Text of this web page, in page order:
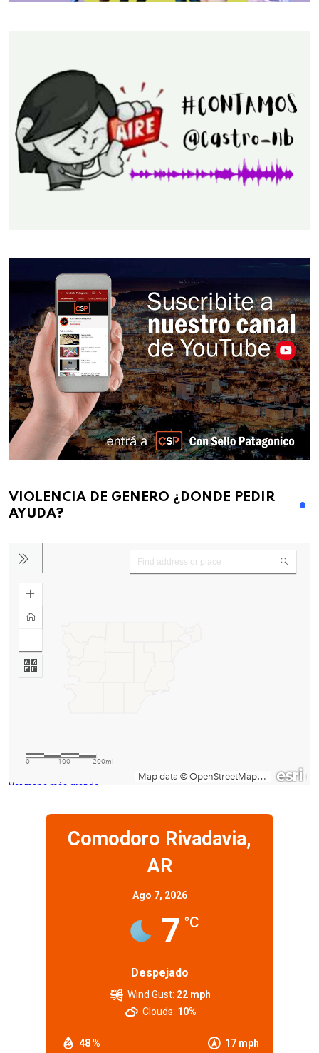
VIOLENCIA DE GENERO ¿DONDE PEDIR
AYUDA?
Ver mapa más grande
Comodoro Rivadavia,
AR
Ago 7, 2026
7 °C
Despejado
48 % 17 mph
Wind Gust: 22 mph
Clouds: 10%